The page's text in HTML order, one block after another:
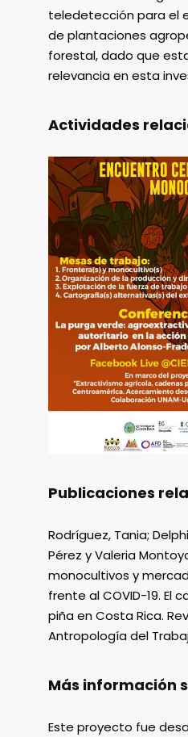
teledetección para el
de plantaciones
forestal, dado que
relevancia en esta
Actividades
Publicaciones
Rodríguez, Tania;
Pérez y Valeria
monocultivos y
frente al COVID-19. El
piña en Costa Rica.
Antropología del
Más información
Este proyecto fue